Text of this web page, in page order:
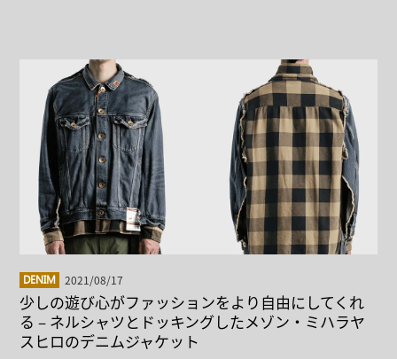
DENIM 2021/08/17
少しの遊び心がファッションをより自由にしてくれ
る – ネルシャツとドッキングしたメゾン・ミハラヤ
スヒロのデニムジャケット